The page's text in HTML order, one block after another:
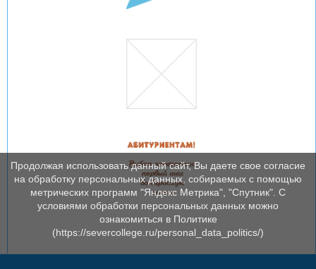
Продолжая использовать данный сайт, Вы даете свое согласие
на обработку персональных данных, собираемых с помощью
метрических программ "Яндекс Метрика", "Спутник". С
условиями обработки персональных данных можно
ознакомиться в Политике
(https://severcollege.ru/personal_data_politics/)